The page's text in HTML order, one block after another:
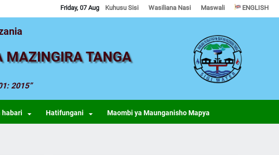
ENGLISH
Maswali
Wasiliana Nasi
Kuhusu Sisi
Friday, 07 Aug
TANGA
2015
habari Hatifungani Maombi ya Maunganisho Mapya